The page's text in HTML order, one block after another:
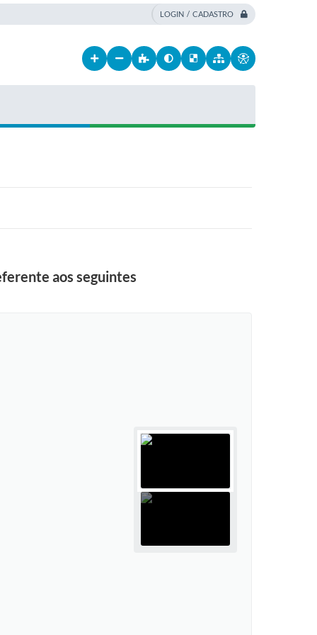
LOGIN / CADASTRO
aos seguintes